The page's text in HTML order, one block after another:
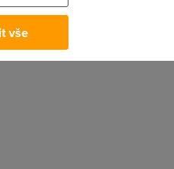
povinnost změnit
obnovování dat
vše